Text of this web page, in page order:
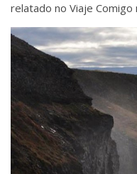
relatado no Viaje